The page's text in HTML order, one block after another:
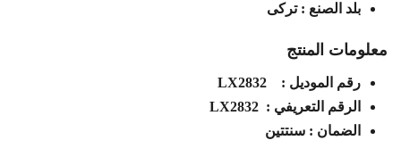
بلد الصنع : تركى
معلومات المنتج
رقم الموديل : LX2832
الرقم التعريفي : LX2832
الضمان : سنتتين